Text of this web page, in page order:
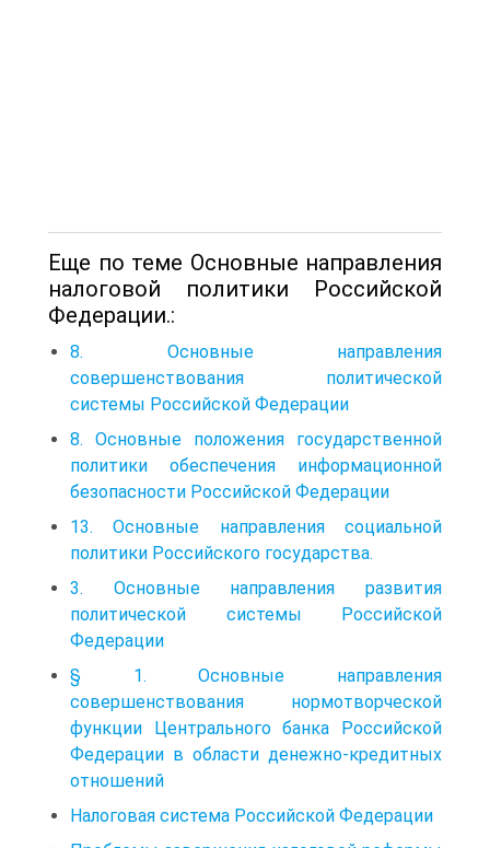
Еще по теме Основные направления
налоговой политики Российской
Федерации.:
8. Основные направления
совершенствования политической
системы Российской Федерации
8. Основные положения государственной
политики обеспечения информационной
безопасности Российской Федерации
13. Основные направления социальной
политики Российского государства.
3. Основные направления развития
политической системы Российской
Федерации
§ 1. Основные направления
совершенствования нормотворческой
функции Центрального банка Российской
Федерации в области денежно-кредитных
отношений
Налоговая система Российской Федерации